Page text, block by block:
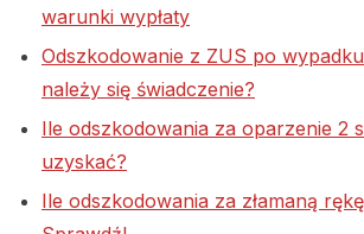
warunki wypłaty
Odszkodowanie z ZUS po
należy się świadczenie?
Ile odszkodowania za oparzenie 2
uzyskać?
Ile odszkodowania za złamaną